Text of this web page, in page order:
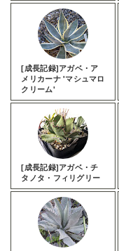
[成長記録]アガベ・ア
メリカーナ 'マシュマロ
クリーム'
[成長記録]アガベ・チ
タノタ・フィリグリー